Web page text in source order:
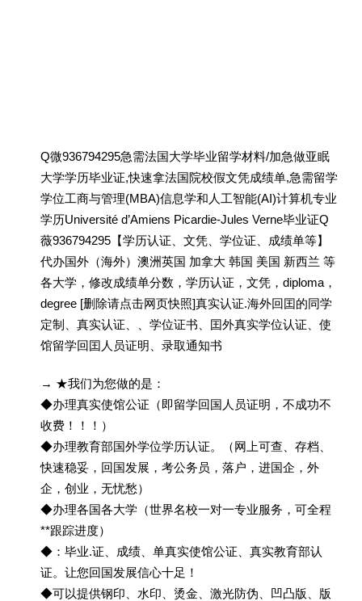
Q微936794295急需法国大学毕业留学材料/加急做亚眠
大学学历毕业证,快速拿法国院校假文凭成绩单,急需留学
学位工商与管理(MBA)信息学和人工智能(AI)计算机专业
学历Université d’Amiens Picardie-Jules Verne毕业证Q
薇936794295【学历认证、文凭、学位证、成绩单等】
代办国外（海外）澳洲英国 加拿大 韩国 美国 新西兰 等
各大学，修改成绩单分数，学历认证，文凭，diploma，
degree [删除请点击网页快照]真实认证.海外回囯的同学
定制、真实认证、、学位证书、囯外真实学位认证、使
馆留学回囯人员证明、录取通知书
→ ★我们为您做的是：
◆办理真实使馆公证（即留学回国人员证明，不成功不
收费！！！）
◆办理教育部国外学位学历认证。（网上可查、存档、
快速稳妥，回国发展，考公务员，落户，进国企，外
企，创业，无忧愁）
◆办理各国各大学（世界名校一对一专业服务，可全程
**跟踪进度）
◆：毕业.证、成绩、单真实使馆公证、真实教育部认
证。让您回国发展信心十足！
◆可以提供钢印、水印、烫金、激光防伪、凹凸版、版